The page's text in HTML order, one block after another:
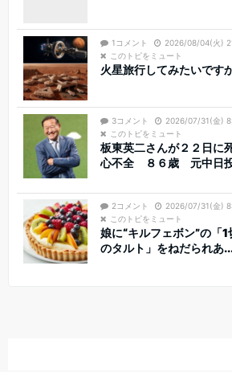
1コメント
2026/08/04(火)
このトピをミュート
火星旅行してみたいです
3コメント
2026/07/31(金)
このトピをミュート
板東英二さんが２２日
心不全 ８６歳 元中日
2コメント
2026/07/31(金)
このトピをミュート
娘に“キルフェボン”の「
のタルト」をねだられあ